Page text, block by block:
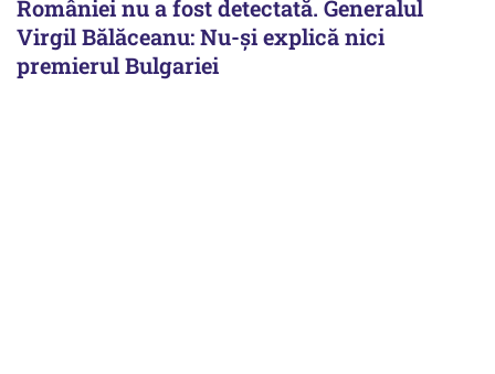
României nu a fost detectată. Generalul
Virgil Bălăceanu: Nu-și explică nici
premierul Bulgariei